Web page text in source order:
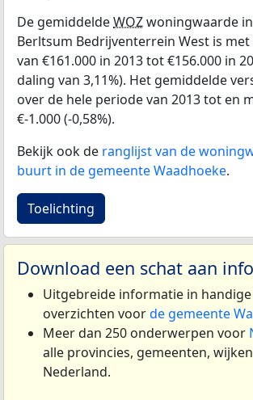
De gemiddeldeWOZwoningwaarde
Berltsum Bedrijventerrein West is met
van €161.000 in 2013 tot €156.000 in
daling van 3,11%). Het gemiddelde
over de hele periode van 2013 tot en
€-1.000 (-0,58%).
Bekijk ook de ranglijst van de
buurt in de gemeente Waadhoeke.
Toelichting
Download een schat aan
Uitgebreide informatie in handige
overzichten voorde gemeente
Meer dan 250 onderwerpen voor
alle provincies, gemeenten,
Nederland.